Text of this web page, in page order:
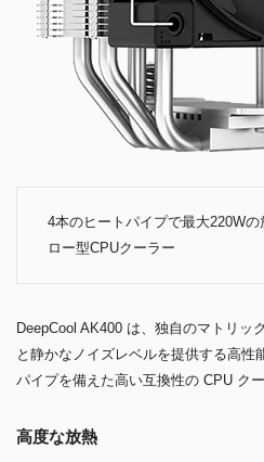
4本のヒートパイプで最大220W
ロー型CPUクーラー
DeepCool AK400 は、独自のマトリッ
と静かなノイズレベルを提供する高性
パイプを備えた高い互換性の CPU クー
高度な放熱